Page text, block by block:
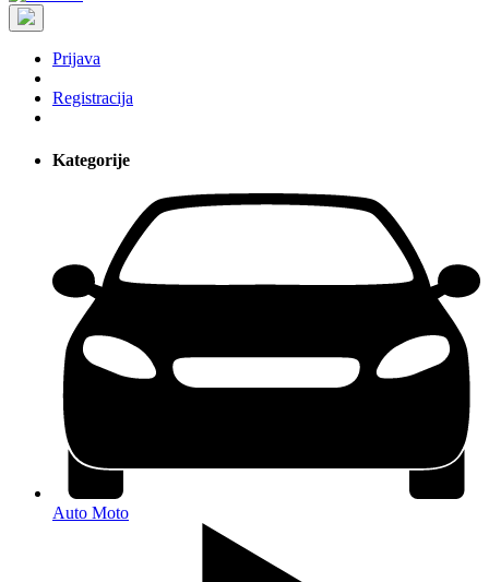
Prijava
Registracija
Kategorije
Auto Moto